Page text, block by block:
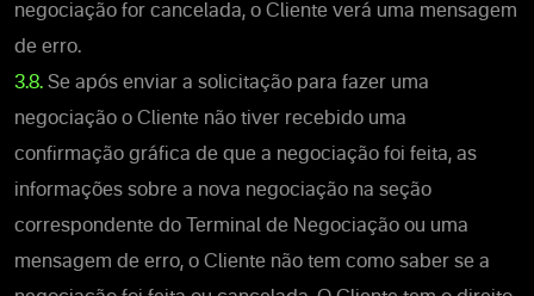
negociação for cancelada, o Cliente verá uma mensagem
de erro.
3.8. Se após enviar a solicitação para fazer uma
negociação o Cliente não tiver recebido uma
confirmação gráfica de que a negociação foi feita, as
informações sobre a nova negociação na seção
correspondente do Terminal de Negociação ou uma
mensagem de erro, o Cliente não tem como saber se a